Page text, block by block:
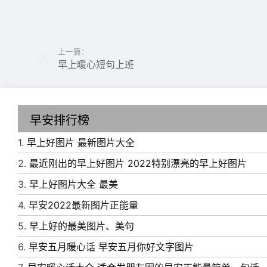
6、爱，或者被爱，都不如相爱。
7、你站在镜子前，复制出柔美的你。我站在
触手可及。即使碎了一地，每一片写的都是：
8、没有风浪，就显示不出帆的威力;没有曲折
上努力攀登。
9、在某一时间，想念一段时光的掌纹;躲在某一
10、你是一首小诗，眼睛是浪漫的星光，每一
放都有芳香，你是一首小诗，每一次默念，都迷
上一篇：
早上暖心短句上班
早安排行榜
1. 早上好图片 最新图片大全
2. 最近刚出的早上好图片 2022特别漂亮的早上好图片
3. 早上好图片大全 最美
4. 早安2022最新图片正能量
5. 早上好的最美图片、美句
6. 早安五月暖心话 早安五月你好文字图片